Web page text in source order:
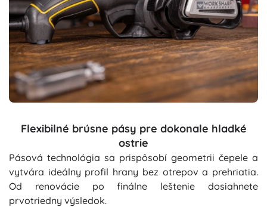
Flexibilné brúsne pásy pre dokonale hladké
ostrie
Pásová technológia sa prispôsobí geometrii čepele a
vytvára ideálny profil hrany bez otrepov a prehriatia.
Od renovácie po finálne leštenie dosiahnete
prvotriedny výsledok.